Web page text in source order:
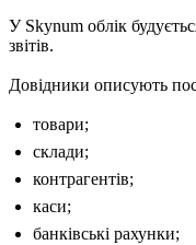
У Skynum облік
звітів.
Довідники описують
товари;
склади;
контрагентів;
каси;
банківські рахунки;